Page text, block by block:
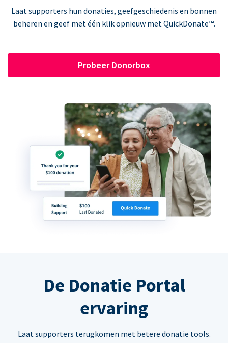
Laat supporters hun donaties, geefgeschiedenis en bonnen
beheren en geef met één klik opnieuw met QuickDonate™.
Probeer Donorbox
De Donatie Portal
ervaring
Laat supporters terugkomen met betere donatie tools.